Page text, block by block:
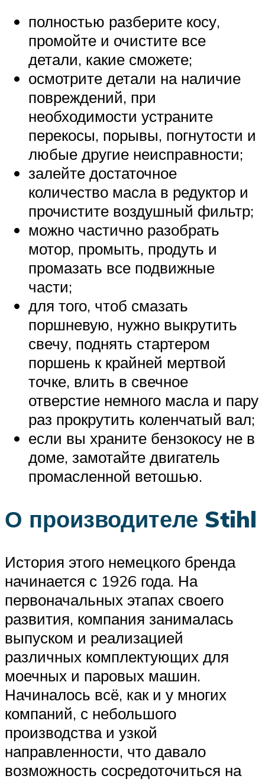
полностью разберите косу,
промойте и очистите все
детали, какие сможете;
осмотрите детали на наличие
повреждений, при
необходимости устраните
перекосы, порывы, погнутости и
любые другие неисправности;
залейте достаточное
количество масла в редуктор и
прочистите воздушный фильтр;
можно частично разобрать
мотор, промыть, продуть и
промазать все подвижные
части;
для того, чтоб смазать
поршневую, нужно выкрутить
свечу, поднять стартером
поршень к крайней мертвой
точке, влить в свечное
отверстие немного масла и пару
раз прокрутить коленчатый вал;
если вы храните бензокосу не в
доме, замотайте двигатель
промасленной ветошью.
О производителе Stihl
История этого немецкого бренда
начинается с 1926 года. На
первоначальных этапах своего
развития, компания занималась
выпуском и реализацией
различных комплектующих для
моечных и паровых машин.
Начиналось всё, как и у многих
компаний, с небольшого
производства и узкой
направленности, что давало
возможность сосредоточиться на